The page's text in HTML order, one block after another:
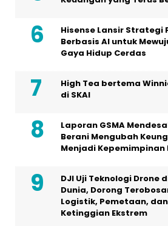
Hisense Lansir Strategi
Berbasis AI untuk
Gaya Hidup Cerdas
High Tea bertema
di SKAI
Laporan GSMA
Berani Mengubah
Menjadi
DJI Uji Teknologi Drone
Dunia, Dorong
Logistik, Pemetaan,
Ketinggian Ekstrem